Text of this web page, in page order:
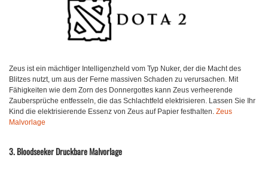
Zeus ist ein mächtiger Intelligenzheld vom Typ Nuker, der die Macht des
Blitzes nutzt, um aus der Ferne massiven Schaden zu verursachen. Mit
Fähigkeiten wie dem Zorn des Donnergottes kann Zeus verheerende
Zaubersprüche entfesseln, die das Schlachtfeld elektrisieren. Lassen Sie Ihr
Kind die elektrisierende Essenz von Zeus auf Papier festhalten. Zeus
Malvorlage
3. Bloodseeker Druckbare Malvorlage